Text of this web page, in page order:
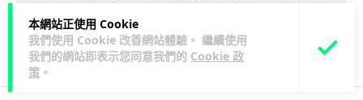
本網站正使用 Cookie
我們使用 Cookie 改善網站體驗。 繼續使用
我們的網站即表示您同意我們的 Cookie 政
策 。
23 4 ↗ 分享